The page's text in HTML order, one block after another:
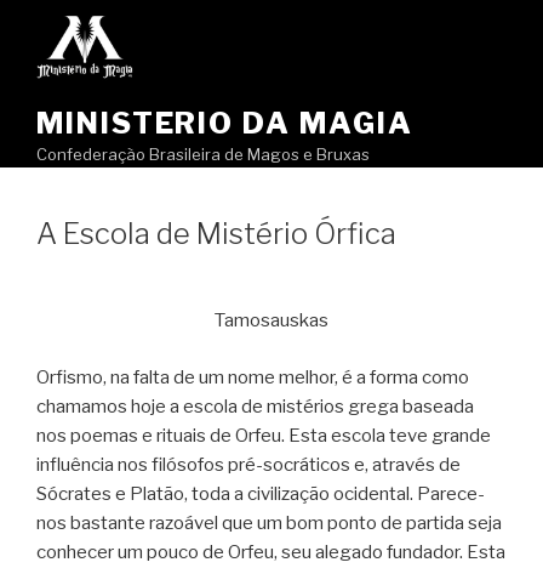
MINISTERIO DA MAGIA
Confederação Brasileira de Magos e Bruxas
A Escola de Mistério Órfica
Tamosauskas
Orfismo, na falta de um nome melhor, é a forma como
chamamos hoje a escola de mistérios grega baseada
nos poemas e rituais de Orfeu. Esta escola teve grande
influência nos filósofos pré-socráticos e, através de
Sócrates e Platão, toda a civilização ocidental. Parece-
nos bastante razoável que um bom ponto de partida seja
conhecer um pouco de Orfeu, seu alegado fundador. Esta